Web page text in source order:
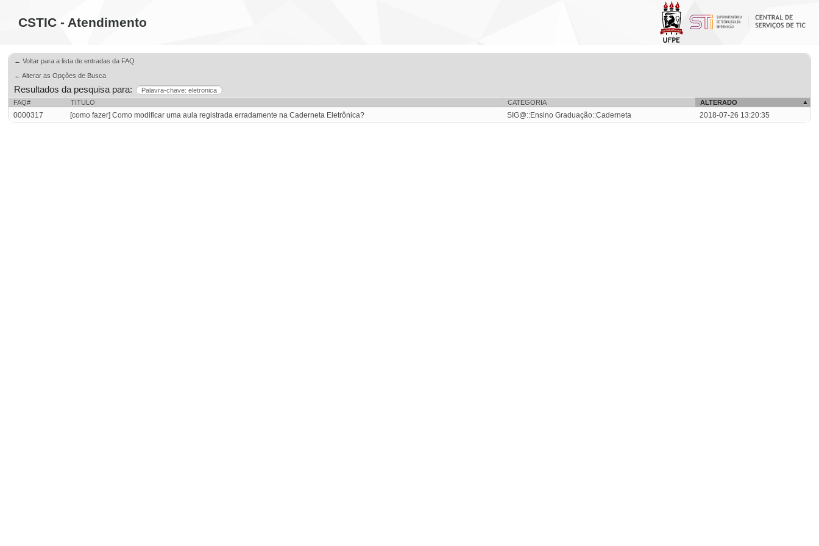
CSTIC - Atendimento
← Voltar para a lista de entradas da FAQ
← Alterar as Opções de Busca
Resultados da pesquisa para:
Palavra-chave: eletronica
FAQ#
TITULO CATEGORIA ALTERADO
0000317 [como fazer] Como modificar uma aula registrada erradamente na Caderneta Eletrônica? SIG@::Ensino Graduação::Caderneta 2018-07-26 13:20:35